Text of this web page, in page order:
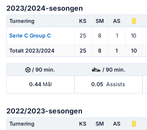
2023/2024-sesongen
Turnering KS SM AS
Serie C Group C 25 8 1 10
Totalt 2023/2024 25 8 1 10
/ 90 min. / 90 min.
0.44Mål 0.05 Assists
2022/2023-sesongen
Turnering KS SM AS